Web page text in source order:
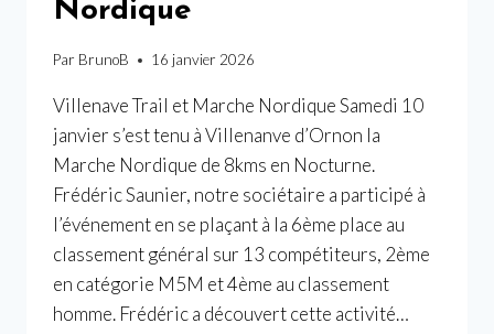
Nordique
Par BrunoB 16 janvier 2026
Villenave Trail et Marche Nordique Samedi 10
janvier s’est tenu à Villenanve d’Ornon la
Marche Nordique de 8kms en Nocturne.
Frédéric Saunier, notre sociétaire a participé à
l’événement en se plaçant à la 6ème place au
classement général sur 13 compétiteurs, 2ème
en catégorie M5M et 4ème au classement
homme. Frédéric a découvert cette activité…